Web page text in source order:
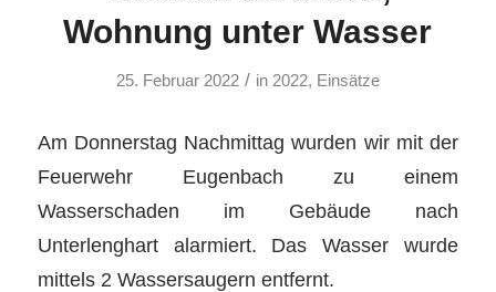
Wohnung unter Wasser
25. Februar 2022 / in 2022, Einsätze
Am Donnerstag Nachmittag wurden wir mit der
Feuerwehr Eugenbach zu einem
Wasserschaden im Gebäude nach
Unterlenghart alarmiert. Das Wasser wurde
mittels 2 Wassersaugern entfernt.